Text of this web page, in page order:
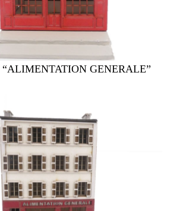
“ALIMENTATION GENERALE”